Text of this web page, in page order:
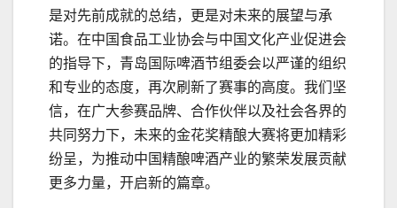
是对先前成就的总结，更是对未来的展望与承
诺。在中国食品工业协会与中国文化产业促进会
的指导下，青岛国际啤酒节组委会以严谨的组织
和专业的态度，再次刷新了赛事的高度。我们坚
信，在广大参赛品牌、合作伙伴以及社会各界的
共同努力下，未来的金花奖精酿大赛将更加精彩
纷呈，为推动中国精酿啤酒产业的繁荣发展贡献
更多力量，开启新的篇章。